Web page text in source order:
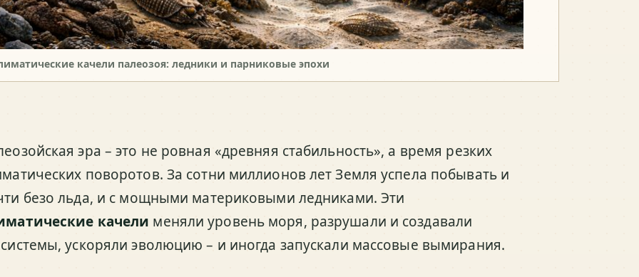
качели палеозоя: ледники и парниковые эпохи
эра – это не ровная «древняя стабильность», а время резких
поворотов. За сотни миллионов лет Земля успела побывать и
безо льда, и с мощными материковыми ледниками. Эти
качели меняли уровень моря, разрушали и создавали
ускоряли эволюцию – и иногда запускали массовые вымирания.